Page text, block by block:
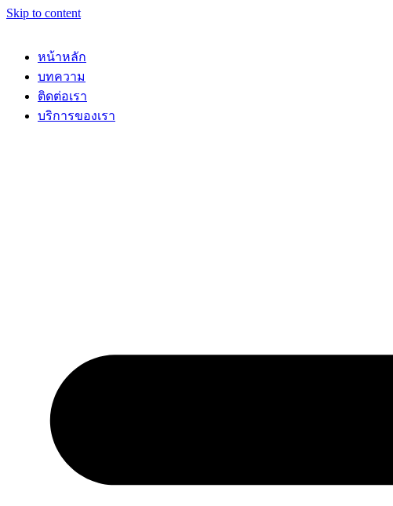
Skip to content
หน้าหลัก
บทความ
ติดต่อเรา
บริการของเรา